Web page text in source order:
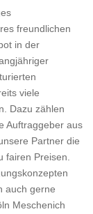
freundlichen
in der
viele
Dazu zählen
Auftraggeber aus
Partner die
fairen Preisen.
auch gerne
Meschenich